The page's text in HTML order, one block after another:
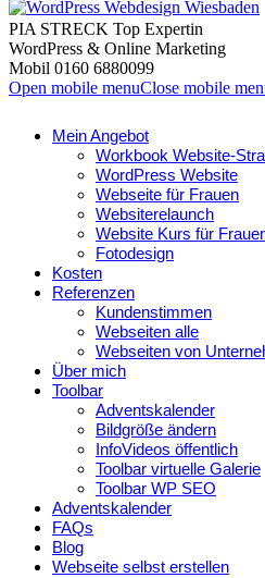
PIA STRECK Top Expertin
WordPress & Online Marketing
Mobil 0160 6880099
Open mobile menuClose mobile
Mein Angebot
Workbook Website-
WordPress Website
Webseite für Frauen
Websiterelaunch
Website Kurs für
Fotodesign
Kosten
Referenzen
Kundenstimmen
Webseiten alle
Webseiten von
Über mich
Toolbar
Adventskalender
Bildgröße ändern
InfoVideos öffentlich
Toolbar virtuelle Galerie
Toolbar WP SEO
Adventskalender
FAQs
Blog
Webseite selbst erstellen